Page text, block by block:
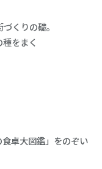
くりの礎。
をまく
食卓大図鑑」をのぞい